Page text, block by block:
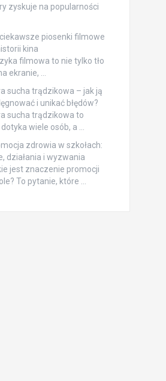
zyskuje na popularności
piosenki filmowe
kina
filmowa to nie tylko tło
ekranie, …
sucha trądzikowa – jak ją
i unikać błędów?
sucha trądzikowa to
wiele osób, a …
zdrowia w szkołach:
działania i wyzwania
jest znaczenie promocji
To pytanie, które …